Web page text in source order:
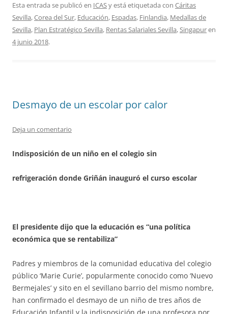
Esta entrada se publicó en ICASy está etiquetada con Cáritas
Sevilla,Corea del Sur, Educación, Espadas, Finlandia, Medallas de
Sevilla, Plan Estratégico Sevilla, Rentas Salariales Sevilla,Singapuren
4 junio 2018.
Desmayo de un escolar por calor
Deja un comentario
Indisposición de un niño en el colegio sin
refrigeración donde Griñán inauguró el curso escolar
El presidente dijo que la educación es “una política
económica que se rentabiliza”
Padres y miembros de la comunidad educativa del colegio
público ‘Marie Curie’, popularmente conocido como ‘Nuevo
Bermejales’ y sito en el sevillano barrio del mismo nombre,
han confirmado el desmayo de un niño de tres años de